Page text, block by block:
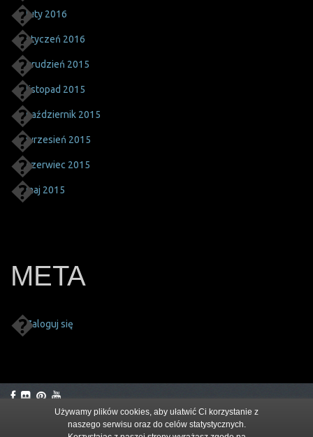
luty 2016
styczeń 2016
grudzień 2015
listopad 2015
październik 2015
wrzesień 2015
czerwiec 2015
maj 2015
META
Zaloguj się
Używamy plików cookies, aby ułatwić Ci korzystanie z
naszego serwisu oraz do celów statystycznych.